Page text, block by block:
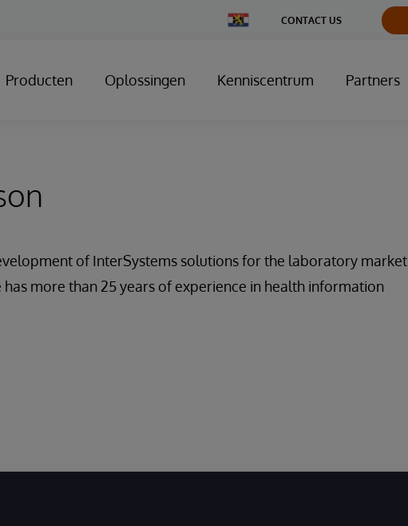
Change
Country
CONTACT US
Producten Oplossingen Kenniscentrum Partners
of InterSystems solutions for the laboratory market.
has more than 25 years of experience in health information